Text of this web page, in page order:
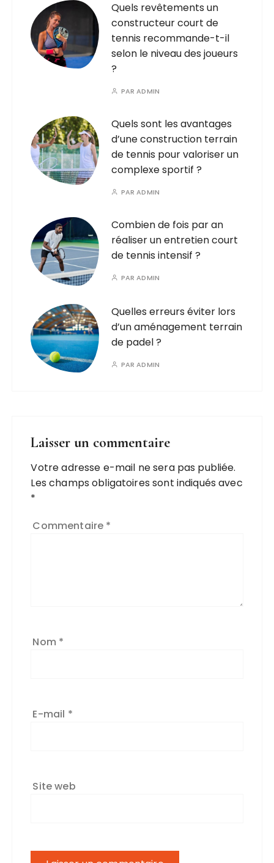
Quels revêtements un
constructeur court de
tennis recommande-t-il
selon le niveau des joueurs
?
PARADMIN
Quels sont les avantages
d’une construction terrain
de tennis pour valoriser un
complexe sportif ?
PARADMIN
Combien de fois par an
réaliser un entretien court
de tennis intensif ?
PARADMIN
Quelles erreurs éviter lors
d’un aménagement terrain
de padel ?
PARADMIN
Laisser un commentaire
Votre adresse e-mail ne sera pas publiée.
Les champs obligatoires sont indiqués avec
*
Commentaire *
Nom *
E-mail *
Site web